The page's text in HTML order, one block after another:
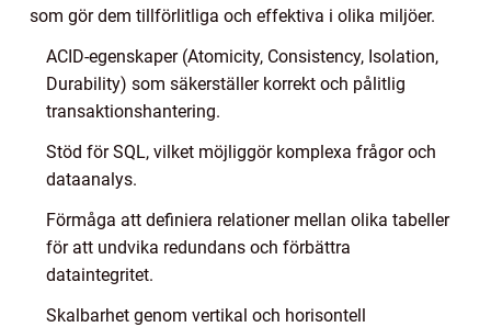
som gör dem tillförlitliga och effektiva i olika miljöer.
ACID-egenskaper (Atomicity, Consistency, Isolation,
Durability) som säkerställer korrekt och pålitlig
transaktionshantering.
Stöd för SQL, vilket möjliggör komplexa frågor och
dataanalys.
Förmåga att definiera relationer mellan olika tabeller
för att undvika redundans och förbättra
dataintegritet.
Skalbarhet genom vertikal och horisontell